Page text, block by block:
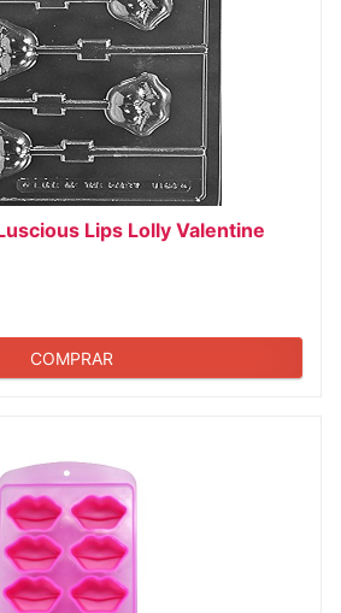
Lips Lolly Valentine
COMPRAR